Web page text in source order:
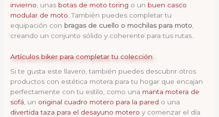
invierno , unas botas de moto toring o un buen casco
modular de moto . También puedes completar tu
equipación con bragas de cuello o mochilas para moto
creando un conjunto sólido y coherente para tus rutas.
Artículos biker para completar tu colección
Si te gusta este llavero, también puedes descubrir otros
productos con estética motera para tu hogar que encajan
perfectamente con tu estilo, como una manta motera de
sofá, un original cuadro motero para la pared o una
divertida taza para el desayuno motero y comenzar el día